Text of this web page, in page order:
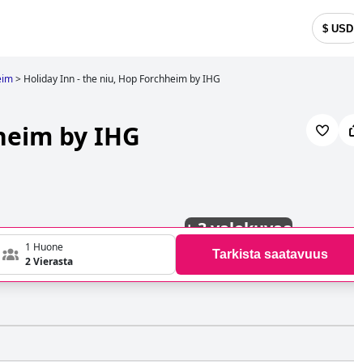
$ USD
> Holiday Inn - the niu, Hop Forchheim by IHG
by IHG
+3 valokuvaa
1 Huone
2 Vierasta
Tarkista saatavuus